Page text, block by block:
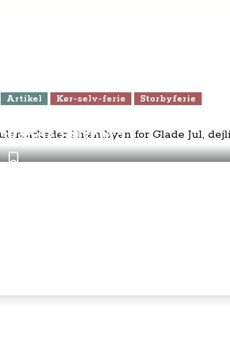
Artikel Kør-selv-ferie Storbyferie
skønne Salzburg